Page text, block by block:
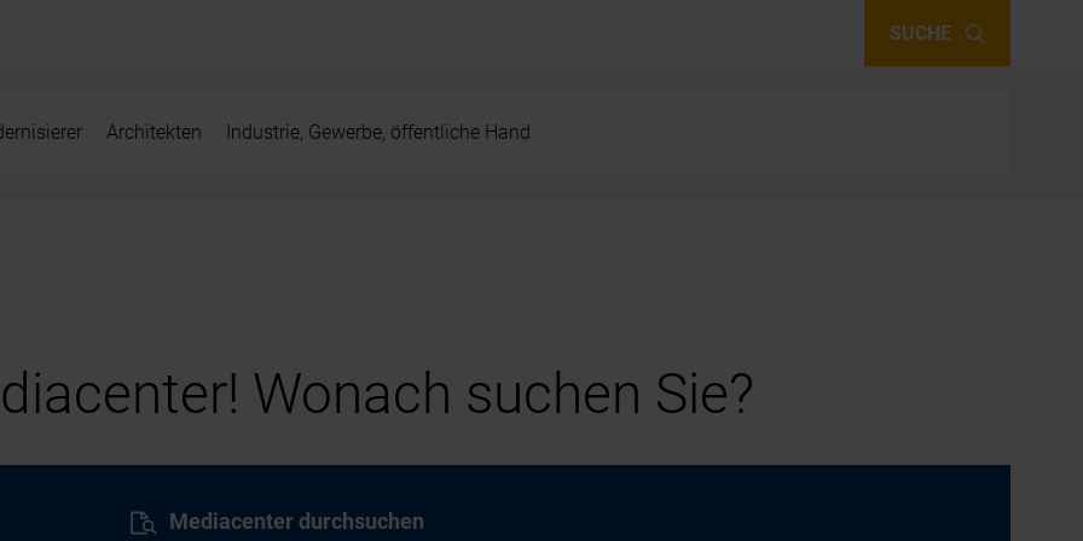
SUCHE
Architekten Industrie, Gewerbe, öffentliche Hand
Wonach suchen Sie?
Mediacenter durchsuchen